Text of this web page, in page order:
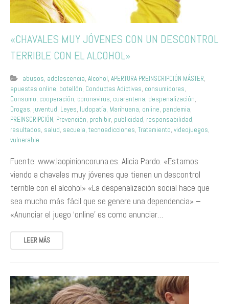
«CHAVALES MUY JÓVENES CON UN DESCONTROL
TERRIBLE CON EL ALCOHOL»
abusos, adolescencia, Alcohol, APERTURA PREINSCRIPCIÓN MÁSTER,
apuestas online, botellón, Conductas Adictivas, consumidores,
Consumo, cooperación, coronavirus, cuarentena, despenalización,
Drogas, juventud, Leyes, ludopatía, Marihuana, online, pandemia,
PREINSCRIPCIÓN, Prevención, prohibir, publicidad, responsabilidad,
resultados, salud, secuela, tecnoadicciones, Tratamiento, videojuegos,
vulnerable
Fuente: www.laopinioncoruna.es. Alicia Pardo. «Estamos
viendo a chavales muy jóvenes que tienen un descontrol
terrible con el alcohol» «La despenalización social hace que
sea mucho más fácil que se genere una dependencia» –
«Anunciar el juego ‘online’ es como anunciar…
LEER MÁS